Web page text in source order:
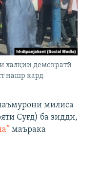
халқии демократӣ
нашр кард
милиса
Суғд) ба зидди,
маърака